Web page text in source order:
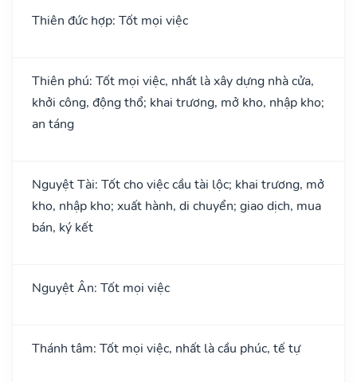
Thiên đức hợp: Tốt mọi việc
Thiên phú: Tốt mọi việc, nhất là xây dựng nhà cửa,
khởi công, động thổ; khai trương, mở kho, nhập kho;
an táng
Nguyệt Tài: Tốt cho việc cầu tài lộc; khai trương, mở
kho, nhập kho; xuất hành, di chuyển; giao dịch, mua
bán, ký kết
Nguyệt Ân: Tốt mọi việc
Thánh tâm: Tốt mọi việc, nhất là cầu phúc, tế tự